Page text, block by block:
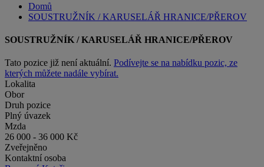
Domů
SOUSTRUŽNÍK / KARUSELÁŘ HRANICE/PŘEROV
SOUSTRUŽNÍK / KARUSELÁŘ HRANICE/PŘEROV
Tato pozice již není aktuální. Podívejte se na nabídku pozic, ze
kterých můžete nadále vybírat.
Lokalita
Obor
Druh pozice
Plný úvazek
Mzda
26 000 - 36 000 Kč
Zveřejněno
Kontaktní osoba